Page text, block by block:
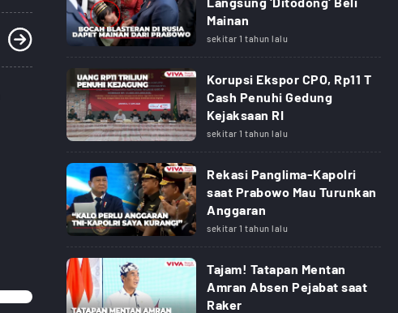
Mainan
sekitar 1 tahun lalu
Korupsi Ekspor CPO, Rp11 T
Cash Penuhi Gedung
Kejaksaan RI
sekitar 1 tahun lalu
Rekasi Panglima-Kapolri
saat Prabowo Mau Turunkan
Anggaran
sekitar 1 tahun lalu
Tajam! Tatapan Mentan
Amran Absen Pejabat saat
Raker